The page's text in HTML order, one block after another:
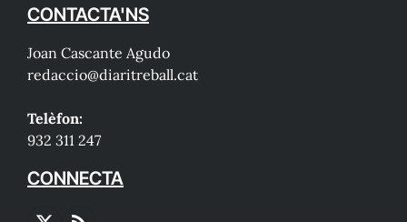
CONTACTA'NS
Joan Cascante Agudo
redaccio@diaritreball.cat
Telèfon:
932 311 247
CONNECTA